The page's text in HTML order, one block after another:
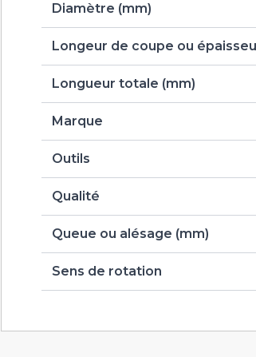
Diamètre (mm)
Longeur de coupe ou
Longueur totale (mm)
Marque
Outils
Qualité
Queue ou alésage (mm)
Sens de rotation